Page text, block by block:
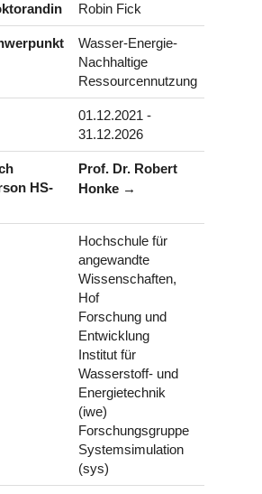
Robin Fick
Wasser-Energie-
Nachhaltige
Ressourcennutzung
01.12.2021 -
31.12.2026
HS-
Prof. Dr. Robert
Honke
Hochschule für
angewandte
Wissenschaften,
Hof
Forschung und
Entwicklung
Institut für
Wasserstoff- und
Energietechnik
(iwe)
Forschungsgruppe
Systemsimulation
(sys)